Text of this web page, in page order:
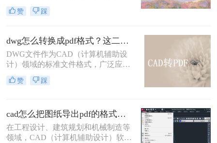
便于分享、存档或打印。那么多张cad
图纸怎么转换成pdf格式呢？本文将介
有效方法，帮助您更轻松地管理和分
发您的设计成果。
赞 踩
dwg怎么转换成pdf格式？这二种方法可以试试！
DWG文件作为CAD（计算机辅助设
计）领域的标准文件格式，广泛应用
于建筑、机械、电子等设计领域。然
而，有时我们需要将这些DWG文件
呢？本文将介绍两种将DWG转换成
PDF格式的方法。
赞 踩
cad怎么把图纸导出pdf的格式？选择最适合你的高效方法！
在工程设计、建筑规划和机械制造等
领域，CAD（计算机辅助设计）软件